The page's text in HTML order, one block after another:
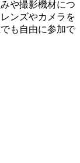
や撮影機材につ
ンズやカメラを
も自由に参加で